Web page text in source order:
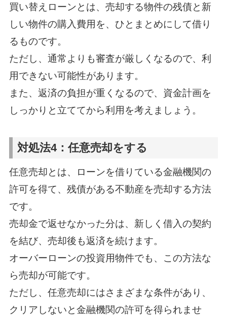
買い替えローンとは、売却する物件の残債と新
しい物件の購入費用を、ひとまとめにして借り
るものです。
ただし、通常よりも審査が厳しくなるので、利
用できない可能性があります。
また、返済の負担が重くなるので、資金計画を
しっかりと立ててから利用を考えましょう。
対処法4：任意売却をする
任意売却とは、ローンを借りている金融機関の
許可を得て、残債がある不動産を売却する方法
です。
売却金で返せなかった分は、新しく借入の契約
を結び、売却後も返済を続けます。
オーバーローンの投資用物件でも、この方法な
ら売却が可能です。
ただし、任意売却にはさまざまな条件があり、
クリアしないと金融機関の許可を得られませ